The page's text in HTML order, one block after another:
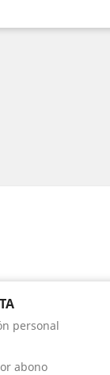
personal
abono